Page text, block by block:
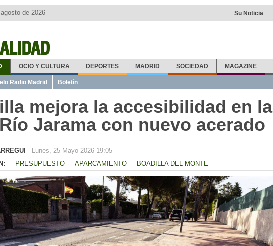
de 2026 Su Noticia
OCIO Y CULTURA DEPORTES MADRID SOCIEDAD MAGAZINE
Radio Madrid Boletín
mejora la accesibilidad en la
Jarama con nuevo acerado
- Lunes, 25 Mayo 2026 19:05
PRESUPUESTO APARCAMIENTO BOADILLA DEL MONTE